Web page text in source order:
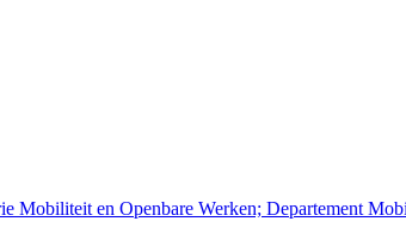
Mobiliteit en Openbare Werken; Departement